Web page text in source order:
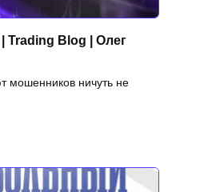
Trading Blog | Олег
мошенников ничуть не